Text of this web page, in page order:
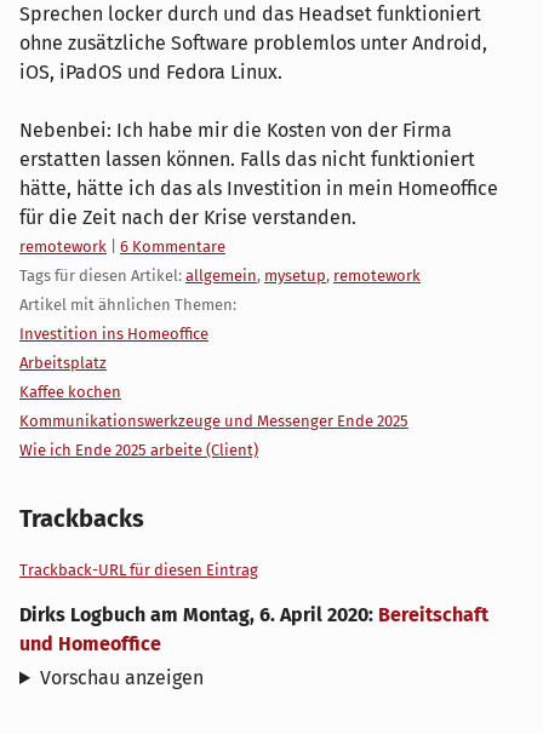
Sprechen locker durch und das Headset funktioniert
ohne zusätzliche Software problemlos unter Android,
iOS, iPadOS und Fedora Linux.
Nebenbei: Ich habe mir die Kosten von der Firma
erstatten lassen können. Falls das nicht funktioniert
hätte, hätte ich das als Investition in mein Homeoffice
für die Zeit nach der Krise verstanden.
Kategorien:
remotework
6 Kommentare
Tags für diesen Artikel: allgemein, mysetup, remotework
Artikel mit ähnlichen Themen:
Investition ins Homeoffice
Arbeitsplatz
Kaffee kochen
Kommunikationswerkzeuge und Messenger Ende 2025
Wie ich Ende 2025 arbeite (Client)
Trackbacks
Trackback-URL für diesen Eintrag
Dirks Logbuch am Montag, 6. April 2020: Bereitschaft
und Homeoffice
Vorschau anzeigen